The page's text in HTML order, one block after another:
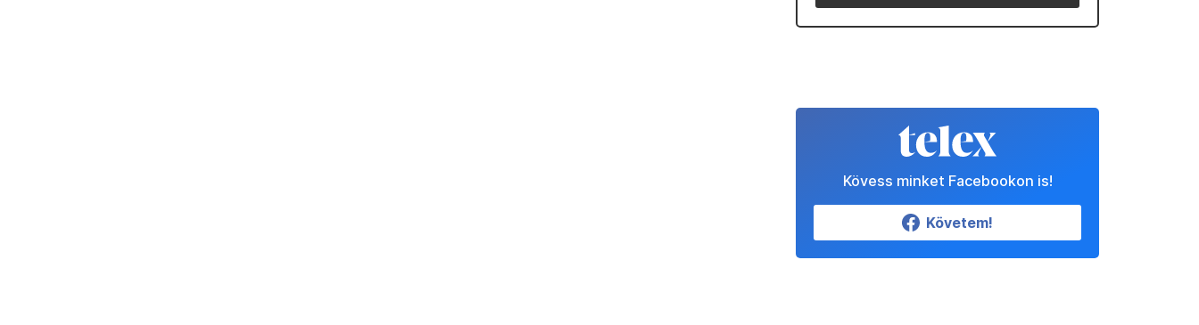
Kövess minket Facebookon is!
Követem!